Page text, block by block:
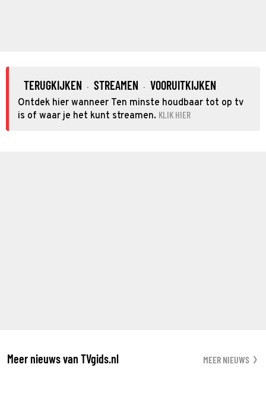
TERUGKIJKEN · STREAMEN · VOORUITKIJKEN
Ontdek hier wanneer Ten minste houdbaar tot op tv
is of waar je het kunt streamen. KLIK HIER
Meer nieuws van TVgids.nl MEER NIEUWS